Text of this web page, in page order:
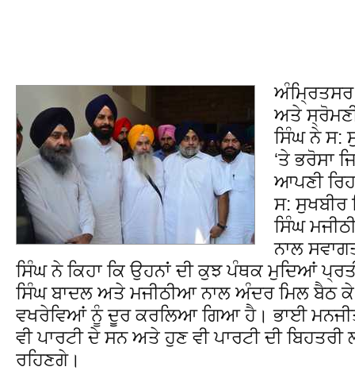
ਅਤੇ
ਸਿੰਘ ਨੇ ਸ:
‘ਤੇ ਭਰੋਸਾ
ਆਪਣੀ
ਸ: ਸੁਖਬੀਰ
ਸਿੰਘ
ਨਾਲ
ਸਿੰਘ ਨੇ ਕਿਹਾ ਕਿ ਉਹਨਾਂ ਦੀ ਕੁਝ ਪੰਥਕ ਮੁਦਿਆਂ
ਸਿੰਘ ਬਾਦਲ ਅਤੇ ਮਜੀਠੀਆ ਨਾਲ ਅੰਦਰ ਮਿਲ ਬੈਠ ਕੇ
ਵਖਰੇਵਿਆਂ ਨੂੰ ਦੂਰ ਕਰਲਿਆ ਗਿਆ ਹੈ। ਭਾਈ ਮਨਜੀਤ
ਵੀ ਪਾਰਟੀ ਦੇ ਸਨ ਅਤੇ ਹੁਣ ਵੀ ਪਾਰਟੀ ਦੀ
ਰਹਿਣਗੇ।